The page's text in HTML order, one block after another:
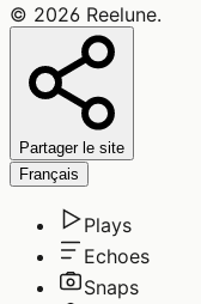
© 2026 Reelune.
Partager le site
Français
Plays
Echoes
Snaps